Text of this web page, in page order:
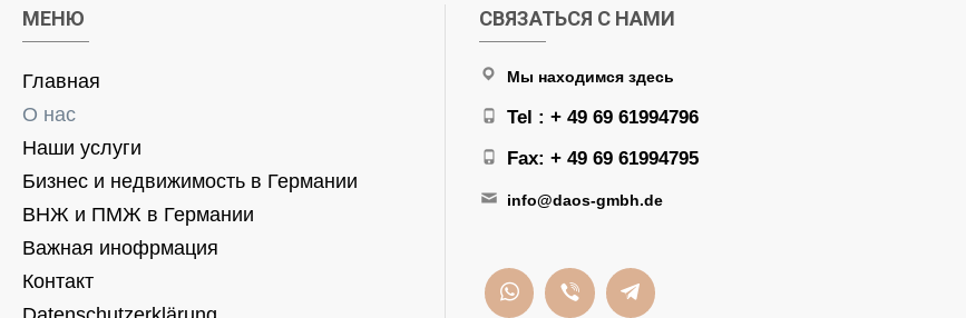
МЕНЮ
Главная
О нас
Наши услуги
Бизнес и недвижимость в Германии
ВНЖ и ПМЖ в Германии
Важная инофрмация
Контакт
СВЯЗАТЬСЯ С НАМИ
Мы находимся здесь
Tel : + 49 69 61994796
Fax: + 49 69 61994795
info@daos-gmbh.de